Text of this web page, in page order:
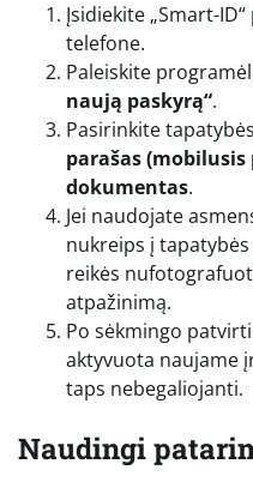
Įsidiekite „Smart-
telefone.
Paleiskite
naują paskyrą“.
Pasirinkite
parašas (mobilusis
dokumentas.
Jei naudojate
nukreips į
reikės
atpažinimą.
Po sėkmingo
aktyvuota naujame
taps nebegaliojanti.
Naudingi